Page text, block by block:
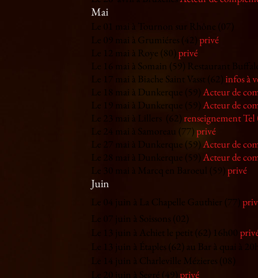
Mai
Le 01 mai à Tournon sur Rhône (07)
Le 09 mai à Grumiéres (42)privé
Le 12 mai à Roye (80)privé
Le 16 mai à Somain (59) Restaurant
Le 17 mai à Biache Saint Vasst (62)infos à
Le 18 mai à Dunkerque (59)Acteur de
Le 19 mai à Dunkerque (59)Acteur de
Le 23 mai à Lillers (62)renseignement
Le 24 mai à Samoreau (77)privé
Le 27 mai à Dunkerque (59)Acteur de
Le 28 mai à Dunkerque (59)Acteur de
Le 30 mai à Marcq en Baroeul (59)privé
Juin
Le 04 juin à La Chapelle Gauthier (77)
Le 07 juin à Soissons (02)
Le 13 juin à Achiet le petit (62) 16h00
Le 13 juin à Étaples (62) au Bar à quai à
Le 14 juin à Charleville Mézieres (08)
Le 20 juin à Segré (49)privé